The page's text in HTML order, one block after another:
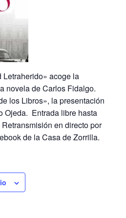
acoge la
novela de Carlos Fidalgo.
los Libros», la presentación
Ojeda. Entrada libre hasta
en directo por
de la Casa de Zorrilla.